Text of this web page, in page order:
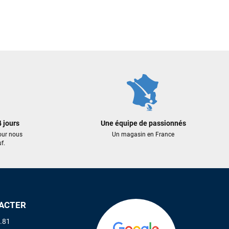
jours
nous
Une équipe de passionnés
Un magasin en France